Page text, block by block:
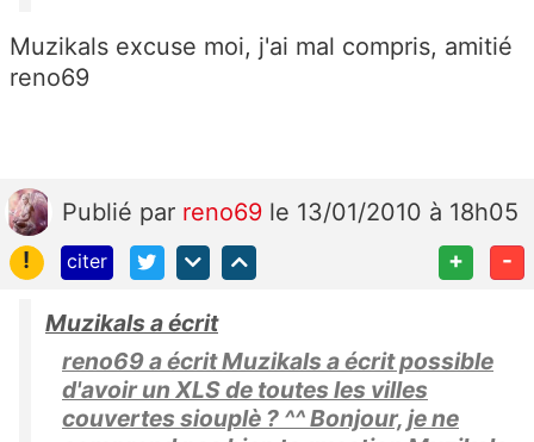
Muzikals excuse moi, j'ai mal compris, amitié
reno69
Publié par reno69 le 13/01/2010 à 18h05
!
citer + -
Muzikals a écrit
reno69 a écrit Muzikals a écrit possible
d'avoir un XLS de toutes les villes
couvertes siouplè ? ^^ Bonjour, je ne